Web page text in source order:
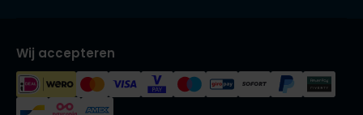
Wij accepteren